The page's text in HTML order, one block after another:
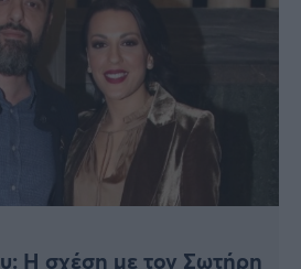
Η σχέση με τον Σωτήρη